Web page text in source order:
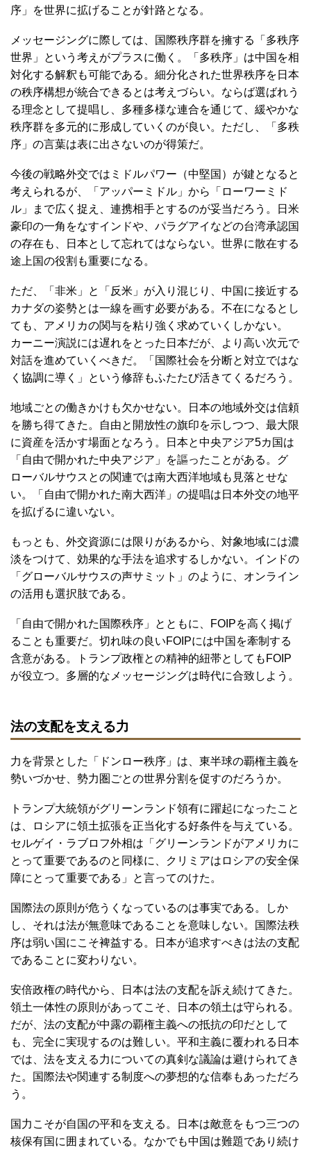
序」を世界に拡げることが針路となる。
メッセージングに際しては、国際秩序群を擁する「多秩序
世界」という考えがプラスに働く。「多秩序」は中国を相
対化する解釈も可能である。細分化された世界秩序を日本
の秩序構想が統合できるとは考えづらい。ならば選ばれう
る理念として提唱し、多種多様な連合を通じて、緩やかな
秩序群を多元的に形成していくのが良い。ただし、「多秩
序」の言葉は表に出さないのが得策だ。
今後の戦略外交ではミドルパワー（中堅国）が鍵となると
考えられるが、「アッパーミドル」から「ローワーミド
ル」まで広く捉え、連携相手とするのが妥当だろう。日米
豪印の一角をなすインドや、パラグアイなどの台湾承認国
の存在も、日本として忘れてはならない。世界に散在する
途上国の役割も重要になる。
ただ、「非米」と「反米」が入り混じり、中国に接近する
カナダの姿勢とは一線を画す必要がある。不在になるとし
ても、アメリカの関与を粘り強く求めていくしかない。
カーニー演説には遅れをとった日本だが、より高い次元で
対話を進めていくべきだ。「国際社会を分断と対立ではな
く協調に導く」という修辞もふたたび活きてくるだろう。
地域ごとの働きかけも欠かせない。日本の地域外交は信頼
を勝ち得てきた。自由と開放性の旗印を示しつつ、最大限
に資産を活かす場面となろう。日本と中央アジア5カ国は
「自由で開かれた中央アジア」を謳ったことがある。グ
ローバルサウスとの関連では南大西洋地域も見落とせな
い。「自由で開かれた南大西洋」の提唱は日本外交の地平
を拡げるに違いない。
もっとも、外交資源には限りがあるから、対象地域には濃
淡をつけて、効果的な手法を追求するしかない。インドの
「グローバルサウスの声サミット」のように、オンライン
の活用も選択肢である。
「自由で開かれた国際秩序」とともに、FOIPを高く掲げ
ることも重要だ。切れ味の良いFOIPには中国を牽制する
含意がある。トランプ政権との精神的紐帯としてもFOIP
が役立つ。多層的なメッセージングは時代に合致しよう。
法の支配を支える力
力を背景とした「ドンロー秩序」は、東半球の覇権主義を
勢いづかせ、勢力圏ごとの世界分割を促すのだろうか。
トランプ大統領がグリーンランド領有に躍起になったこと
は、ロシアに領土拡張を正当化する好条件を与えている。
セルゲイ・ラブロフ外相は「グリーンランドがアメリカに
とって重要であるのと同様に、クリミアはロシアの安全保
障にとって重要である」と言ってのけた。
国際法の原則が危うくなっているのは事実である。しか
し、それは法が無意味であることを意味しない。国際法秩
序は弱い国にこそ裨益する。日本が追求すべきは法の支配
であることに変わりない。
安倍政権の時代から、日本は法の支配を訴え続けてきた。
領土一体性の原則があってこそ、日本の領土は守られる。
だが、法の支配が中露の覇権主義への抵抗の印だとして
も、完全に実現するのは難しい。平和主義に覆われる日本
では、法を支える力についての真剣な議論は避けられてき
た。国際法や関連する制度への夢想的な信奉もあっただろ
う。
国力こそが自国の平和を支える。日本は敵意をもつ三つの
核保有国に囲まれている。なかでも中国は難題であり続け